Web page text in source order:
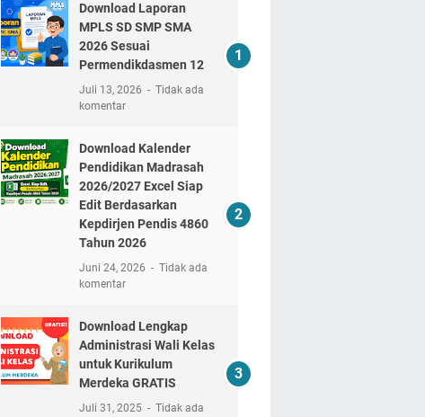
Download Laporan
MPLS SD SMP SMA
2026 Sesuai
Permendikdasmen 12
Juli 13, 2026
Tidak ada
komentar
Download Kalender
Pendidikan Madrasah
2026/2027 Excel Siap
Edit Berdasarkan
Kepdirjen Pendis 4860
Tahun 2026
Juni 24, 2026
Tidak ada
komentar
Download Lengkap
Administrasi Wali Kelas
untuk Kurikulum
Merdeka GRATIS
Juli 31, 2025
Tidak ada